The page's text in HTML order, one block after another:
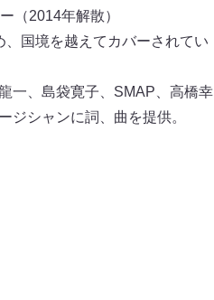
（2014年解散）
国境を越えてカバーされてい
一、島袋寛子、SMAP、高橋幸
ジシャンに詞、曲を提供。